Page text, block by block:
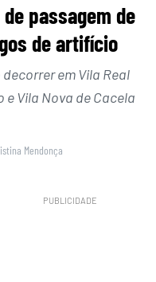
passagem de
de artifício
em Vila Real
e Vila Nova de Cacela
Mendonça